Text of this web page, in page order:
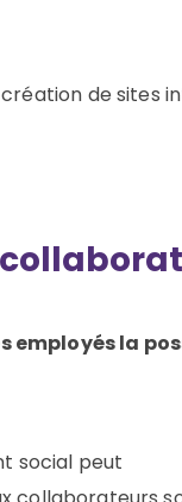
de sites
employés la
social peut